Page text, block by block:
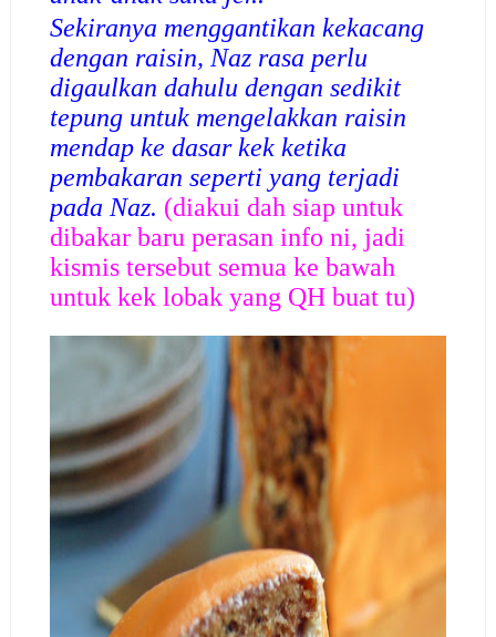
Sekiranya menggantikan kekacang
dengan raisin, Naz rasa perlu
digaulkan dahulu dengan sedikit
tepung untuk mengelakkan raisin
mendap ke dasar kek ketika
pembakaran seperti yang terjadi
pada Naz. (diakui dah siap untuk
dibakar baru perasan info ni, jadi
kismis tersebut semua ke bawah
untuk kek lobak yang QH buat tu)